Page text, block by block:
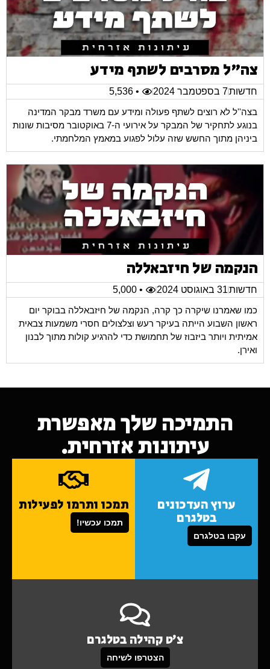
צה"ל מסרבים לשתף מידע
חדשות7 בספטמבר 2024
• 5,536
בצה''ל לא רוצים לשתף פעולה ומידע עם משרד מבקר המדינה
בנוגע לתחקיר של המבקר על אירועי ה-7 באוקטובר מסיבות שונות
ביניהן מתוך החשש שזה עלול לפגוע במאמץ המלחמתי.
הנקמה של חיזבאללה
חדשות31 באוגוסט 2024
• 5,000
כמו שאמרנו שיקרה כך קרה, הנקמה של חיזבאללה בבוקר יום
ראשון השבוע הייתה בעיקר רעש וצלצולים חסרי משמעות צבאית
אמיתית ויותר ביזבוז של תחמושת כדי להרגיע קולות מתוך לבנון
ואירן.
התמיכה שלך מאפשרת
עיתונות אזרחית.
ערוץ העדכונים
בטלגרם
עקבו בטלגרם
תמכו ותרמו לפעילות
תמכו עכשיו!
צ'ט קהילה בטלגרם
הצטרפו לשיחה